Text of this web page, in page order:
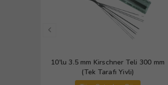
10'lu 3.5 mm Kirschner Teli 300 mm
(Tek Tarafı Yivli)